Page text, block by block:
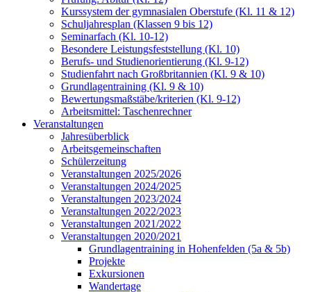
Kurssystem der gymnasialen Oberstufe (Kl. 11 & 12)
Schuljahresplan (Klassen 9 bis 12)
Seminarfach (Kl. 10-12)
Besondere Leistungsfeststellung (Kl. 10)
Berufs- und Studienorientierung (Kl. 9-12)
Studienfahrt nach Großbritannien (Kl. 9 & 10)
Grundlagentraining (Kl. 9 & 10)
Bewertungsmaßstäbe/kriterien (Kl. 9-12)
Arbeitsmittel: Taschenrechner
Veranstaltungen
Jahresüberblick
Arbeitsgemeinschaften
Schülerzeitung
Veranstaltungen 2025/2026
Veranstaltungen 2024/2025
Veranstaltungen 2023/2024
Veranstaltungen 2022/2023
Veranstaltungen 2021/2022
Veranstaltungen 2020/2021
Grundlagentraining in Hohenfelden (5a & 5b)
Projekte
Exkursionen
Wandertage